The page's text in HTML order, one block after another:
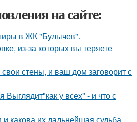
на сайте:
в ЖК "Булычев".
из-за которых вы теряете
стены, и ваш дом заговорит с
у всех" - и что с
и какова их дальнейшая судьба